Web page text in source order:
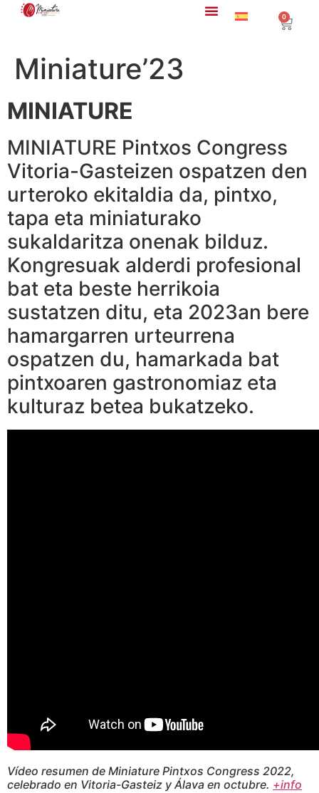
0
Miniature’23
MINIATURE
MINIATURE Pintxos Congress
Vitoria-Gasteizen ospatzen den
urteroko ekitaldia da, pintxo,
tapa eta miniaturako
sukaldaritza onenak bilduz.
Kongresuak alderdi profesional
bat eta beste herrikoia
sustatzen ditu, eta 2023an bere
hamargarren urteurrena
ospatzen du, hamarkada bat
pintxoaren gastronomiaz eta
kulturaz betea bukatzeko.
Vídeo resumen de Miniature Pintxos Congress 2022,
celebrado en Vitoria-Gasteiz y Álava en octubre. +info